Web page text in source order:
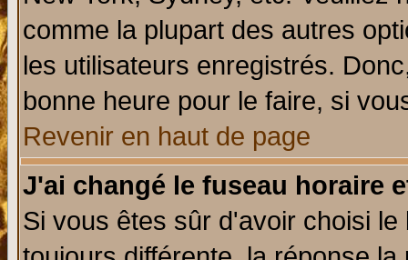
comme la plupart des autres
les utilisateurs enregistrés.
bonne heure pour le faire, si
Revenir en haut de page
J'ai changé le fuseau horaire
Si vous êtes sûr d'avoir choisi